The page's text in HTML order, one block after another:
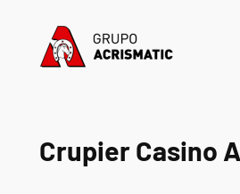
contenido
Crupier Casino